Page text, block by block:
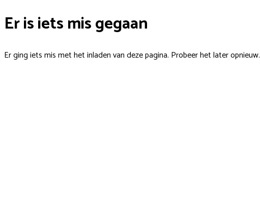
Er is iets mis gegaan
Er ging iets mis met het inladen van deze pagina. Probeer het later opnieuw.